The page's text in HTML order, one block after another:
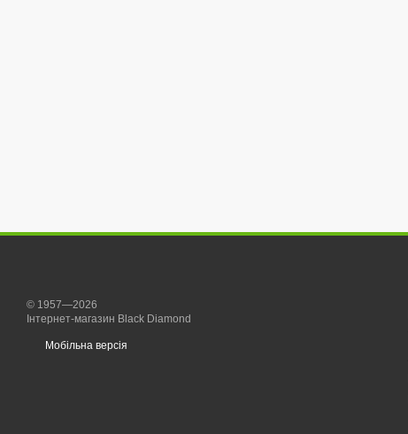
© 1957—2026
Інтернет-магазин Black Diamond
Мобільна версія